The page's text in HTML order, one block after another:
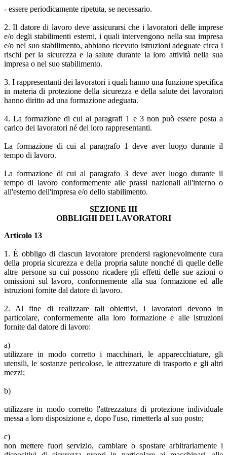
- essere periodicamente ripetuta, se necessario.
2. Il datore di lavoro deve assicurarsi che i lavoratori delle imprese
e/o degli stabilimenti esterni, i quali intervengono nella sua impresa
e/o nel suo stabilimento, abbiano ricevuto istruzioni adeguate circa i
rischi per la sicurezza e la salute durante la loro attività nella sua
impresa o nel suo stabilimento.
3. I rappresentanti dei lavoratori i quali hanno una funzione specifica
in materia di protezione della sicurezza e della salute dei lavoratori
hanno diritto ad una formazione adeguata.
4. La formazione di cui ai paragrafi 1 e 3 non può essere posta a
carico dei lavoratori né dei loro rappresentanti.
La formazione di cui al paragrafo 1 deve aver luogo durante il
tempo di lavoro.
La formazione di cui al paragrafo 3 deve aver luogo durante il
tempo di lavoro conformemente alle prassi nazionali all'interno o
all'esterno dell'impresa e/o dello stabilimento.
SEZIONE III
OBBLIGHI DEI LAVORATORI
Articolo 13
1. È obbligo di ciascun lavoratore prendersi ragionevolmente cura
della propria sicurezza e della propria salute nonché di quelle delle
altre persone su cui possono ricadere gli effetti delle sue azioni o
omissioni sul lavoro, conformemente alla sua formazione ed alle
istruzioni fornite dal datore di lavoro.
2. Al fine di realizzare tali obiettivi, i lavoratori devono in
particolare, conformemente alla loro formazione e alle istruzioni
fornite dal datore di lavoro:
a)
utilizzare in modo corretto i macchinari, le apparecchiature, gli
utensili, le sostanze pericolose, le attrezzature di trasporto e gli altri
mezzi;
b)
utilizzare in modo corretto l'attrezzatura di protezione individuale
messa a loro disposizione e, dopo l'uso, rimetterla al suo posto;
c)
non mettere fuori servizio, cambiare o spostare arbitrariamente i